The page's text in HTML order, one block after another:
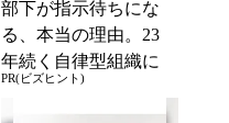
部下が指示待ちにな
る、本当の理由。23
年続く自律型組織に
共通する「3つの要
PR(ビズヒント)